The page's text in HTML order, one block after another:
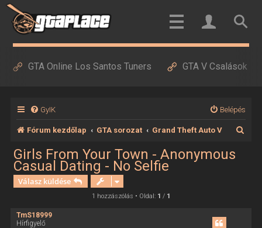
GTA Online Los Santos Tuners GTA V Csalások
GyIK Belépés
Fórum kezdőlap GTA sorozat Grand Theft Auto V
Girls From Your Town - Anonymous
Casual Dating - No Selfie
Válasz küldése
1 hozzászólás • Oldal: 1 / 1
TmS18999
Hírfigyelő